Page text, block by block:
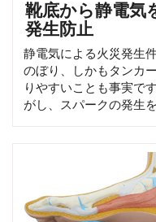
靴底から静電気
発生防止
静電気による火災発生
のぼり、しかもタンカ
りやすいことも事実で
がし、スパークの発生